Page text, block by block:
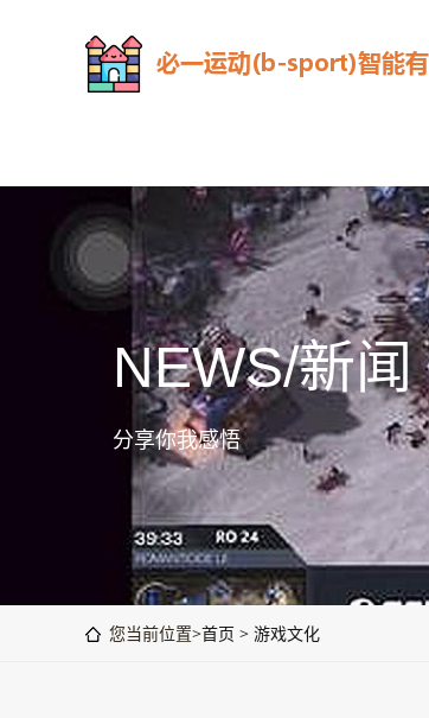
NEWS/新闻
分享你我感悟
您当前位置>首页 > 游戏文化